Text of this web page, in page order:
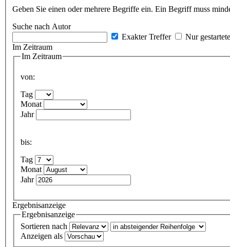
Geben Sie einen oder mehrere Begriffe ein. Ein Begriff muss
Suche nach Autor
Exakter Treffer
Nur
Im Zeitraum
Im Zeitraum
von:
Tag
Monat
Jahr
bis:
Tag
Monat
Jahr
Ergebnisanzeige
Ergebnisanzeige
Sortieren nach
Anzeigen als